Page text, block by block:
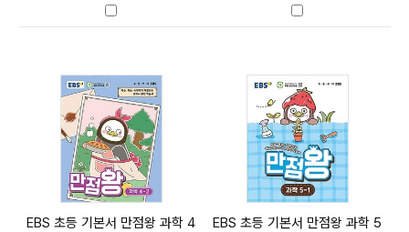
EBS 초등 기본서 만점왕 과학 4
EBS 초등 기본서 만점왕 과학 5